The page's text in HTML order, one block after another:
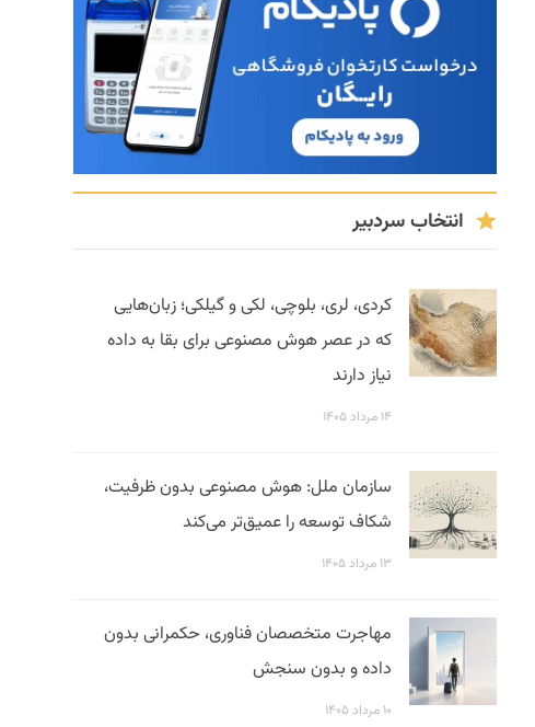
انتخاب سردبیر
کردی، لری، بلوچی، لکی و گیلکی؛ زبان‌هایی
که در عصر هوش مصنوعی برای بقا به داده
نیاز دارند
۱۴ مرداد ۱۴۰۵
سازمان ملل: هوش مصنوعی بدون ظرفیت،
شکاف توسعه را عمیق‌تر می‌کند
۱۳ مرداد ۱۴۰۵
مهاجرت متخصصان فناوری، حکمرانی بدون
داده و بدون سنجش
۱۰ مرداد ۱۴۰۵